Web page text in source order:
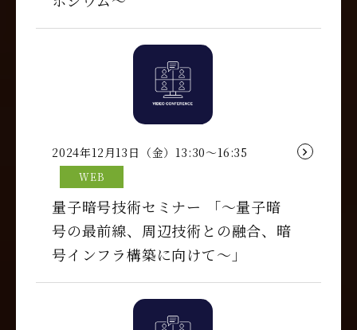
2024年12月13日（金）13:30～16:35
WEB
量子暗号技術セミナー 「～量子暗
号の最前線、周辺技術との融合、暗
号インフラ構築に向けて～」